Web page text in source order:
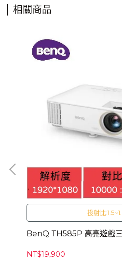
相關商品
投射比
BenQ TH585P 高亮遊戲
NT$19,900